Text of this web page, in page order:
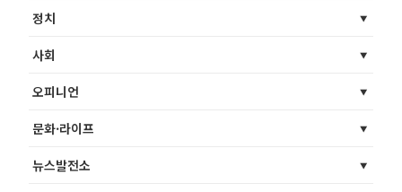
정치
사회
오피니언
문화·라이프
뉴스발전소